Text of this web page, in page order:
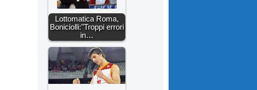
Lottomatica Roma,
Boniciolli:"Troppi errori
in…